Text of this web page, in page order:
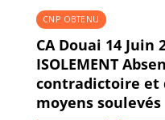
CNP OBTENU
CA Douai 14 Juin
ISOLEMENT
contradictoire et
moyens soulevés